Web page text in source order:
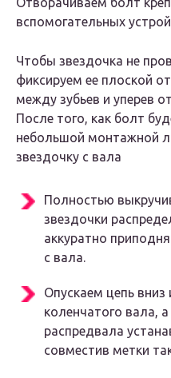
вспомогательных
Чтобы звездочка не
фиксируем ее плоской
между зубьев и уперев
После того, как болт
небольшой монтажной
звездочку с вала
Полностью
звездочки
аккуратно
с вала.
Опускаем цепь вниз
коленчатого вала,
распредвала
совместив метки